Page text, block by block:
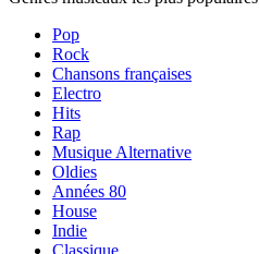
Pop
Rock
Chansons françaises
Electro
Hits
Rap
Musique Alternative
Oldies
Années 80
House
Indie
Classique